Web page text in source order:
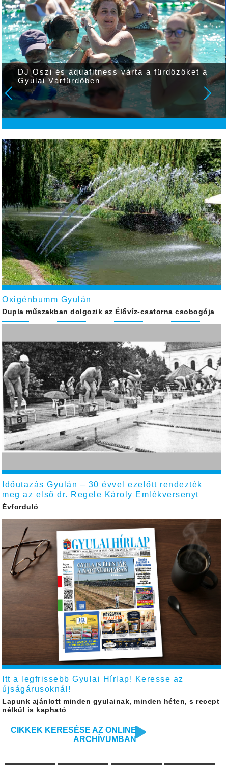
DJ Oszi és aquafitness várta a fürdőzőket a
Gyulai Várfürdőben
Oxigénbumm Gyulán
Dupla műszakban dolgozik az Élővíz-csatorna csobogója
Időutazás Gyulán – 30 évvel ezelőtt rendezték
meg az első dr. Regele Károly Emlékversenyt
Évforduló
Itt a legfrissebb Gyulai Hírlap! Keresse az
újságárusoknál!
Lapunk ajánlott minden gyulainak, minden héten, s recept
nélkül is kapható
CIKKEK KERESÉSE AZ ONLINE
ARCHÍVUMBAN